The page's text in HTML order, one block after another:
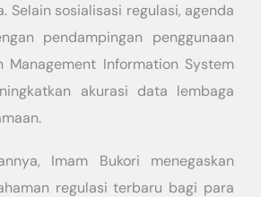
Selain sosialisasi regulasi, agenda
pendampingan penggunaan
Management Information System
akurasi data lembaga
Imam Bukori menegaskan
regulasi terbaru bagi para